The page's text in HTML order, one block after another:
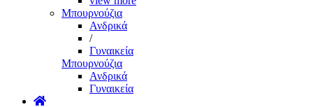
Μπουρνούζια
Ανδρικά
/
Γυναικεία
Μπουρνούζια
Ανδρικά
Γυναικεία